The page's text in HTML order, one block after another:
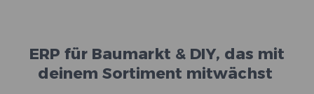
ERP für Baumarkt & DIY, das mit
deinem Sortiment mitwächst